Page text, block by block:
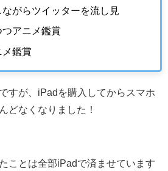
がらツイッターを流し見
アニメ鑑賞
鑑賞
すが、iPadを購入してからスマホ
どなくなりました！
ことは全部iPadで済ませています